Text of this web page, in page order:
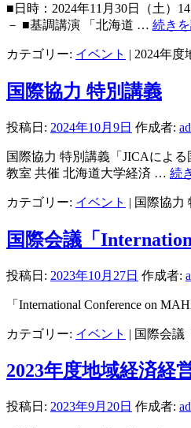
■日時：2024年11月30日（土）
－ ■基調講演 「北海道 … 続き
カテゴリー: イベント | 2024年
国際協力 特別講義
投稿日: 2024年10月9日 作成者:
国際協力 特別講義「JICAによ
教室 共催 北海道大学経済 … 続
カテゴリー: イベント | 国際協力
国際会議「
投稿日: 2023年10月27日 作成者:
「International Conference on
カテゴリー: イベント | 国際会議
2023年度地域経済
投稿日: 2023年9月20日 作成者: